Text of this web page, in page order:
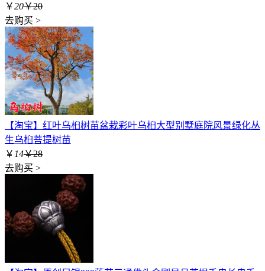
￥20￥20
去购买 >
【淘宝】红叶乌桕树苗盆栽彩叶乌桕大型别墅庭院风景绿化丛
生乌桕菩提树苗
￥ 14￥28
去购买 >